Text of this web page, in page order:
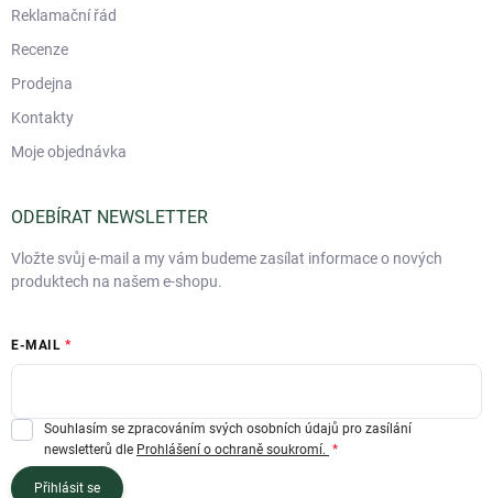
Reklamační řád
Recenze
Prodejna
Kontakty
Moje objednávka
ODEBÍRAT NEWSLETTER
Vložte svůj e-mail a my vám budeme zasílat informace o nových
produktech na našem e-shopu.
E-MAIL
Souhlasím se zpracováním svých osobních údajů pro zasílání
newsletterů dle Prohlášení o ochraně soukromí.
Přihlásit se